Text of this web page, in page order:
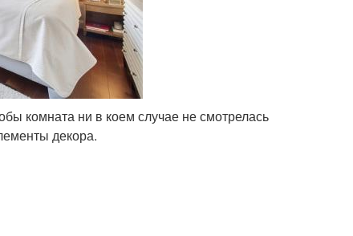
спальне
комната ни в коем случае не смотрелась
декора.